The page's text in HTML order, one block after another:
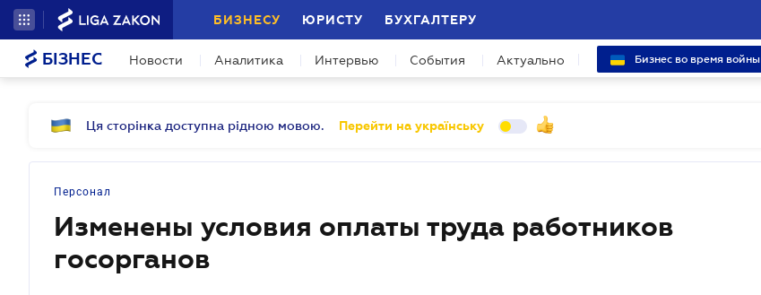
БИЗНЕСУ ЮРИСТУ БУХГАЛТЕРУ
БІЗНЕС Новости Аналитика Интервью События Актуально Бизнес во время войны
Ця сторінка доступна рідною мовою. Перейти на українську
Персонал
Изменены условия оплаты труда работников
госорганов